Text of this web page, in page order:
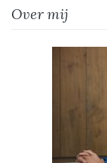
Over mij